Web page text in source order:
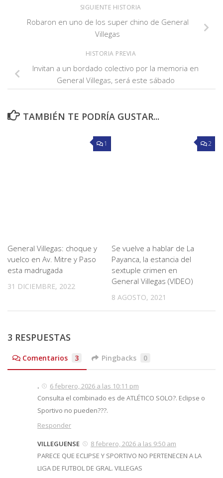
SIGUIENTE HISTORIA
Robaron en uno de los super chino de General
Villegas
HISTORIA PREVIA
Invitan a un bordado colectivo por la memoria en
General Villegas, será este sábado
TAMBIÉN TE PODRÍA GUSTAR...
1
General Villegas: choque y
vuelco en Av. Mitre y Paso
esta madrugada
31 DICIEMBRE, 2022
2
Se vuelve a hablar de La
Payanca, la estancia del
sextuple crimen en
General Villegas (VIDEO)
8 AGOSTO, 2021
3 RESPUESTAS
Comentarios 3 Pingbacks 0
.
6 febrero, 2026 a las 10:11 pm
Consulta el combinado es de ATLÉTICO SOLO?. Eclipse o
Sportivo no pueden???.
Responder
VILLEGUENSE
8 febrero, 2026 a las 9:50 am
PARECE QUE ECLIPSE Y SPORTIVO NO PERTENECEN A LA
LIGA DE FUTBOL DE GRAL. VILLEGAS